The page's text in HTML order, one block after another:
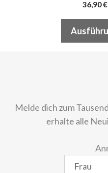
36,90€
Melde dich zum
erhalte alle